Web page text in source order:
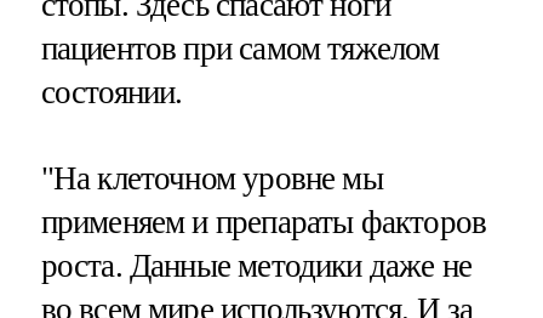
пациентов при самом тяжелом
состоянии.
"На клеточном уровне мы
применяем и препараты факторов
роста. Данные методики даже не
во всем мире используются. И за